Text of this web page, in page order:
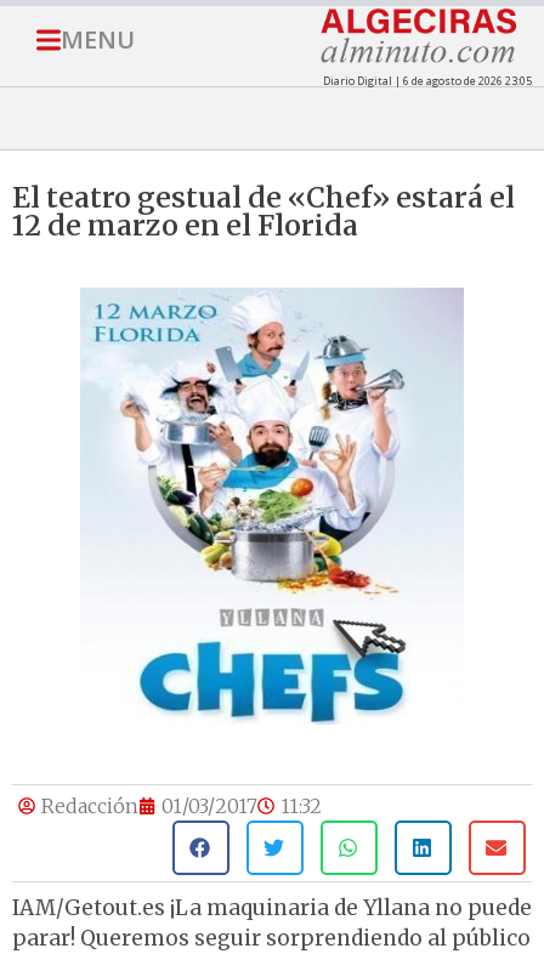
MENU
Diario Digital | 6 de agosto de 2026 23:05
El teatro gestual de «Chef» estará el
12 de marzo en el Florida
Redacción 01/03/2017 11:32
IAM/Getout.es ¡La maquinaria de Yllana no puede
parar! Queremos seguir sorprendiendo al público